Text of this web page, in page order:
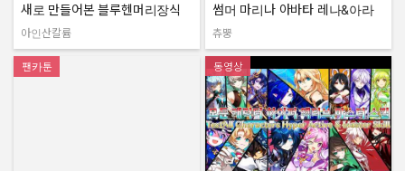
새로 만들어본 블루헨머리장식
작성자:
아인산칼륨
썸머 마리나 아바타 레나&아라
작성자:
츄뿡
팬카툰 동영상